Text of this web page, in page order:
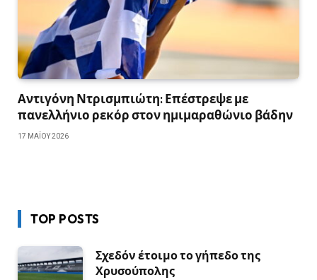
Αντιγόνη Ντρισμπιώτη: Επέστρεψε με
πανελλήνιο ρεκόρ στον ημιμαραθώνιο βάδην
17 ΜΑΪ́ΟΥ 2026
TOP POSTS
Σχεδόν έτοιμο το γήπεδο της
Χρυσούπολης